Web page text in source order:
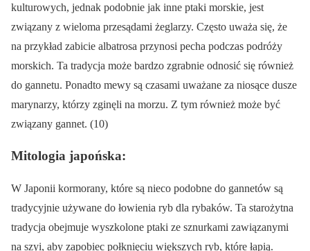
kulturowych, jednak podobnie jak inne ptaki morskie, jest
związany z wieloma przesądami żeglarzy. Często uważa się, że
na przykład zabicie albatrosa przynosi pecha podczas podróży
morskich. Ta tradycja może bardzo zgrabnie odnosić się również
do gannetu. Ponadto mewy są czasami uważane za niosące dusze
marynarzy, którzy zginęli na morzu. Z tym również może być
związany gannet. (10)
Mitologia japońska:
W Japonii kormorany, które są nieco podobne do gannetów są
tradycyjnie używane do łowienia ryb dla rybaków. Ta starożytna
tradycja obejmuje wyszkolone ptaki ze sznurkami zawiązanymi
na szyi, aby zapobiec połknięciu większych ryb, które łapią.